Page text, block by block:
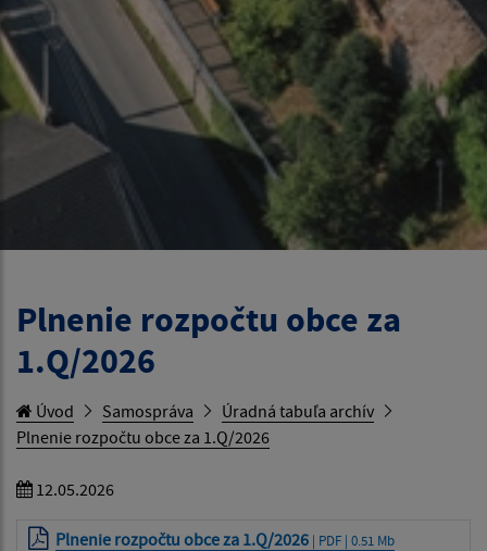
Plnenie rozpočtu obce za
1.Q/2026
Úvod Samospráva
Úradná tabuľa archív
Plnenie rozpočtu obce za 1.Q/2026
12.05.2026
Plnenie rozpočtu obce za 1.Q/2026 | PDF | 0.51 Mb